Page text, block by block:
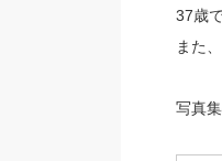
37歳
また
写真